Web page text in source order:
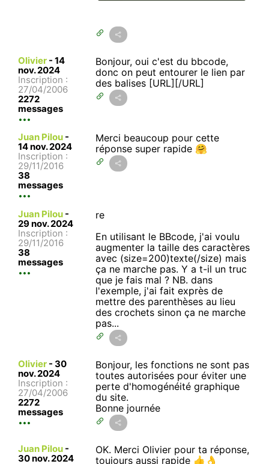
Olivier - 14
nov. 2024
Inscription :
27/04/2006
2272
messages
Bonjour, oui c'est du bbcode,
donc on peut entourer le lien par
des balises [URL][/URL]
Juan Pilou -
14 nov. 2024
Inscription :
29/11/2016
38
messages
Merci beaucoup pour cette
réponse super rapide 🤗
Juan Pilou -
29 nov. 2024
Inscription :
29/11/2016
38
messages
re
En utilisant le BBcode, j'ai voulu
augmenter la taille des caractères
avec (size=200)texte(/size) mais
ça ne marche pas. Y a t-il un truc
que je fais mal ? NB. dans
l'exemple, j'ai fait exprès de
mettre des parenthèses au lieu
des crochets sinon ça ne marche
pas...
Olivier - 30
nov. 2024
Inscription :
27/04/2006
2272
messages
Bonjour, les fonctions ne sont pas
toutes autorisées pour éviter une
perte d'homogénéité graphique
du site.
Bonne journée
Juan Pilou -
30 nov. 2024
OK. Merci Olivier pour ta réponse,
toujours aussi rapide 👍👌